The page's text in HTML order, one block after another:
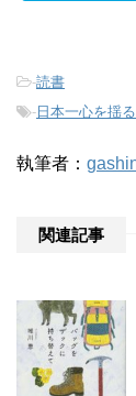
-読書
- 日本一心を揺
執筆者：
関連記事